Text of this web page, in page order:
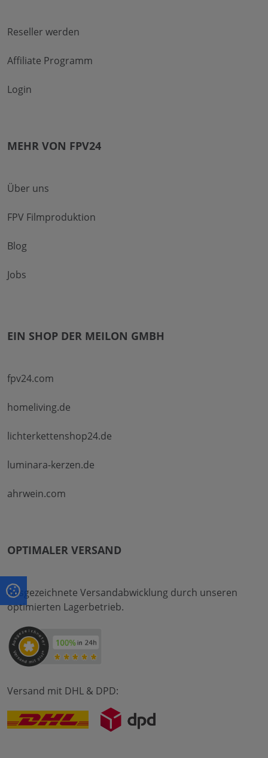
Reseller werden
Affiliate Programm
Login
MEHR VON FPV24
Über uns
FPV Filmproduktion
Blog
Jobs
EIN SHOP DER MEILON GMBH
fpv24.com
homeliving.de
lichterkettenshop24.de
luminara-kerzen.de
ahrwein.com
OPTIMALER VERSAND
Ausgezeichnete Versandabwicklung durch unseren
optimierten Lagerbetrieb.
Versand mit DHL & DPD: